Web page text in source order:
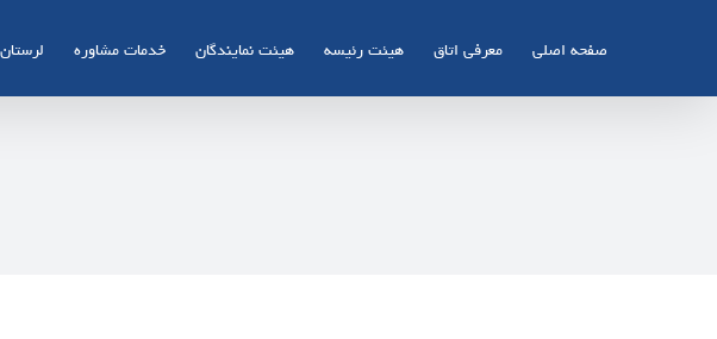
صفحه اصلی معرفی اتاق هیئت رئیسه هیئت نمایندگان خدمات مشاوره